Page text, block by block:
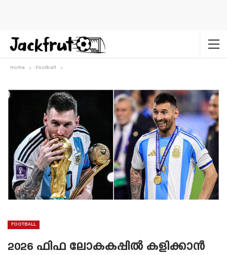
Home Football
FOOTBALL
2026 ഫിഫ ലോകകപ്പിൽ കളിക്കാൻ